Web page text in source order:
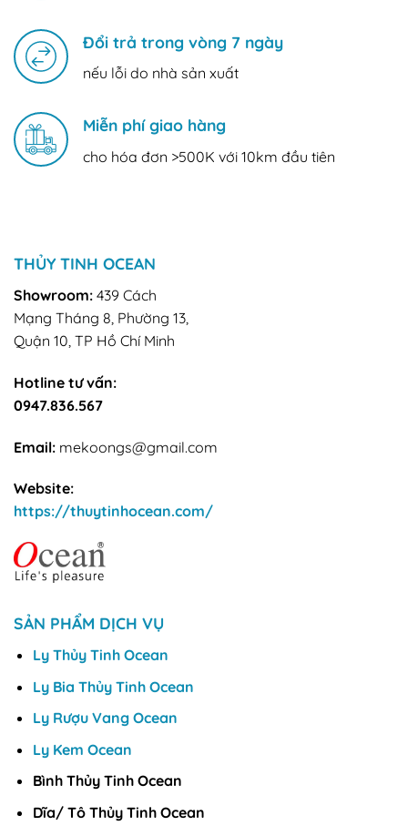
Đổi trả trong vòng 7 ngày
nếu lỗi do nhà sản xuất
Miễn phí giao hàng
cho hóa đơn >500K với 10km đầu tiên
THỦY TINH OCEAN
Showroom: 439 Cách
Mạng Tháng 8, Phường 13,
Quận 10, TP Hồ Chí Minh
Hotline tư vấn:
0947.836.567
Email: mekoongs@gmail.com
Website:
https://thuytinhocean.com/
SẢN PHẨM DỊCH VỤ
Ly Thủy Tinh Ocean
Ly Bia Thủy Tinh Ocean
Ly Rượu Vang Ocean
Ly Kem Ocean
Bình Thủy Tinh Ocean
Dĩa/ Tô Thủy Tinh Ocean